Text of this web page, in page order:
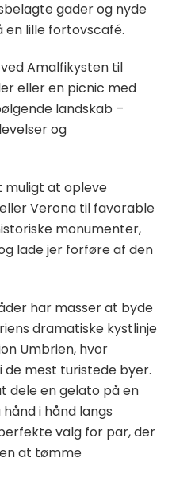
gader og nyde
lille fortovscafé.
Amalfikysten til
eller en picnic med
landskab –
og
muligt at opleve
Verona til favorable
monumenter,
lade jer forføre af den
har masser at byde
dramatiske kystlinje
Umbrien, hvor
mest turistede byer.
dele en gelato på en
i hånd langs
valg for par, der
at tømme